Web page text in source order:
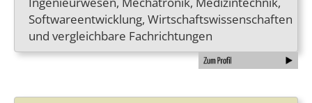
Softwareentwicklung, Wirtschaftswissenschaften
und vergleichbare Fachrichtungen